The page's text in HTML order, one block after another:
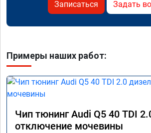
Записаться Задать
Примеры наших работ:
Чип тюнинг Audi Q5 40 TDI
отключение мочевины